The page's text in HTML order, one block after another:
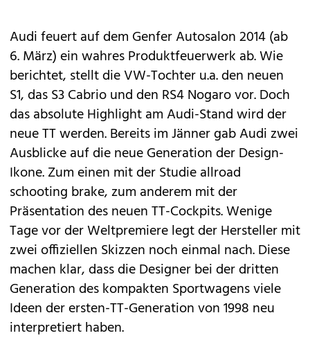
Audifeuert auf dem Genfer Autosalon 2014 (ab
6. März) ein wahres Produktfeuerwerk ab. Wie
berichtet, stellt die VW-Tochter u.a. den neuen
S1, dasS3 Cabriound den RS4 Nogarovor. Doch
das absolute Highlight am Audi-Stand wird der
neue TT werden. Bereits im Jänner gab Audi zwei
Ausblicke auf die neue Generation der Design-
Ikone. Zum einen mit der Studieallroad
schooting brake, zum anderem mit der
Präsentation desneuen TT-Cockpits. Wenige
Tage vor der Weltpremiere legt der Hersteller mit
zwei offiziellen Skizzen noch einmal nach. Diese
machen klar, dass die Designer bei der dritten
Generation des kompakten Sportwagens viele
Ideen der ersten-TT-Generation von 1998 neu
interpretiert haben.